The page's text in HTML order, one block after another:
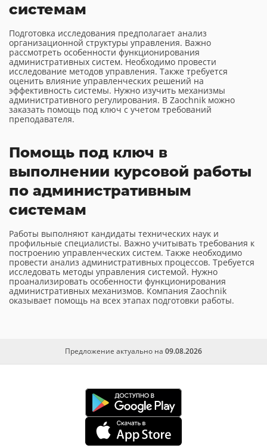
системам
Подготовка исследования предполагает анализ
организационной структуры управления. Важно
рассмотреть особенности функционирования
административных систем. Необходимо провести
исследование методов управления. Также требуется
оценить влияние управленческих решений на
эффективность системы. Нужно изучить механизмы
административного регулирования. В Zaochnik можно
заказать помощь под ключ с учетом требований
преподавателя.
Помощь под ключ в
выполнении курсовой работы
по административным
системам
Работы выполняют кандидаты технических наук и
профильные специалисты. Важно учитывать требования к
построению управленческих систем. Также необходимо
провести анализ административных процессов. Требуется
исследовать методы управления системой. Нужно
проанализировать особенности функционирования
административных механизмов. Компания Zaochnik
оказывает помощь на всех этапах подготовки работы.
Предложение актуально на 09.08.2026